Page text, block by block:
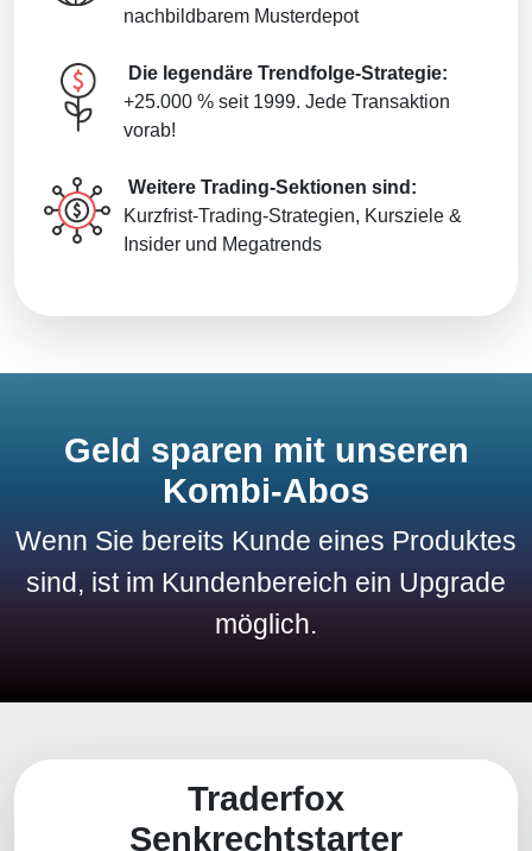
nachbildbarem Musterdepot
Die legendäre Trendfolge-Strategie:
+25.000 % seit 1999. Jede Transaktion
vorab!
Weitere Trading-Sektionen sind:
Kurzfrist-Trading-Strategien, Kursziele &
Insider und Megatrends
Geld sparen mit unseren
Kombi-Abos
Wenn Sie bereits Kunde eines Produktes
sind, ist im Kundenbereich ein Upgrade
möglich.
Traderfox
Senkrechtstarter